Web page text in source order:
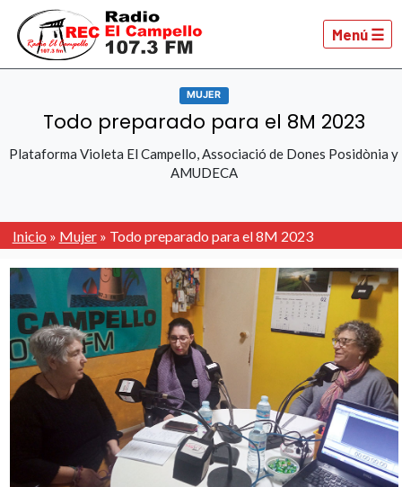
Menú ☰
MUJER
Todo preparado para el 8M 2023
Plataforma Violeta El Campello, Associació de Dones Posidònia y
AMUDECA
Inicio » Mujer» Todo preparado para el 8M 2023